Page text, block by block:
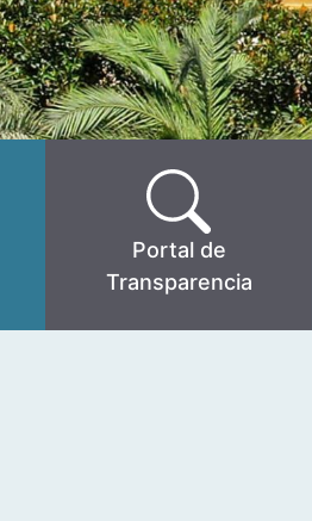
Portal de
Transparencia